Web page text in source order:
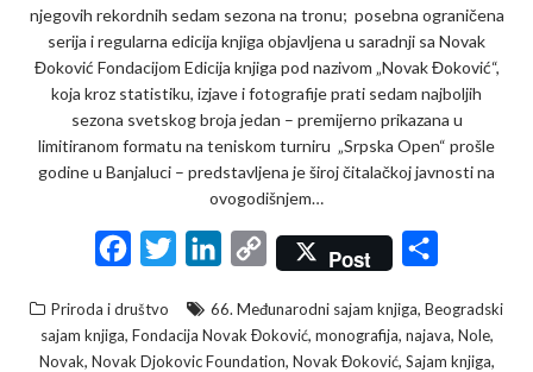
njegovih rekordnih sedam sezona na tronu; posebna ograničena
serija i regularna edicija knjiga objavljena u saradnji sa Novak
Đoković Fondacijom Edicija knjiga pod nazivom „Novak Đoković“,
koja kroz statistiku, izjave i fotografije prati sedam najboljih
sezona svetskog broja jedan – premijerno prikazana u
limitiranom formatu na teniskom turniru „Srpska Open“ prošle
godine u Banjaluci – predstavljena je široj čitalačkoj javnosti na
ovogodišnjem…
c
e
t
n
k
C
p
y
Post
a
r
Priroda i društvo 66. Međunarodni sajam knjiga, Beogradski
sajam knjiga, Fondacija Novak Đoković, monografija, najava, Nole,
Novak, Novak Djokovic Foundation, Novak Đoković, Sajam knjiga,